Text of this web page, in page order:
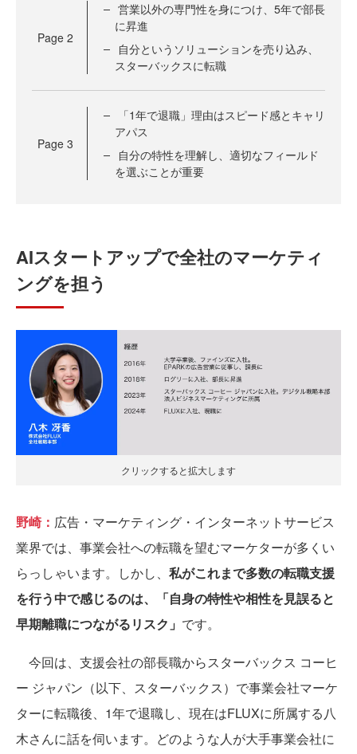
Page 2
営業以外の専門性を身につけ、5年で部長
に昇進
自分というソリューションを売り込み、
スターバックスに転職
Page 3
「1年で退職」理由はスピード感とキャリ
アパス
自分の特性を理解し、適切なフィールド
を選ぶことが重要
AIスタートアップで全社のマーケティ
ングを担う
クリックすると拡大します
野崎： 広告・マーケティング・インターネットサービス
業界では、事業会社への転職を望むマーケターが多くい
らっしゃいます。しかし、 私がこれまで多数の転職支援
を行う中で感じるのは、「自身の特性や相性を見誤ると
早期離職につながるリスク」 です。
今回は、支援会社の部長職からスターバックス コーヒ
ー ジャパン（以下、スターバックス）で事業会社マーケ
ターに転職後、1年で退職し、現在はFLUXに所属する八
木さんに話を伺います。どのような人が大手事業会社に